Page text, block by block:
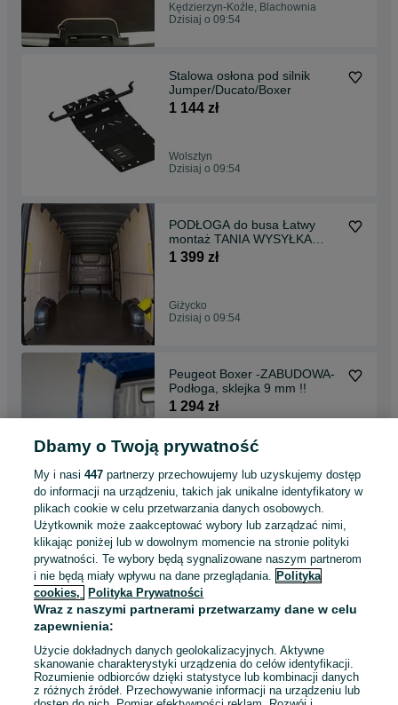
Kędzierzyn-Koźle, Blachownia
Dzisiaj o 09:54
Stalowa osłona pod silnik
Jumper/Ducato/Boxer
1 144 zł
Wolsztyn
Dzisiaj o 09:54
PODŁOGA do busa Łatwy
montaż TANIA WYSYŁKA
Zabudowa Bus SPRINTER L1
1 399 zł
Giżycko
Dzisiaj o 09:54
Peugeot Boxer -ZABUDOWA-
Podłoga, sklejka 9 mm !!
1 294 zł
Szczecin, Centrum
Dzisiaj o 09:54
PODŁOGA do busa TANIA
WYSYŁKA - SPRINTER
wszystkie modele !!
970 zł
Zielona Góra
Dzisiaj o 09:54
1 ... 6 ... 44
Dbamy o Twoją prywatność
My i nasi447 partnerzy przechowujemy lub uzyskujemy dostęp
do informacji na urządzeniu, takich jak unikalne identyfikatory w
plikach cookie w celu przetwarzania danych osobowych.
Użytkownik może zaakceptować wybory lub zarządzać nimi,
klikając poniżej lub w dowolnym momencie na stronie polityki
prywatności. Te wybory będą sygnalizowane naszym partnerom
i nie będą miały wpływu na dane przeglądania. Polityka
cookies,
Polityka Prywatności
Wraz z naszymi partnerami przetwarzamy dane w celu
zapewnienia:
Użycie dokładnych danych geolokalizacyjnych. Aktywne
skanowanie charakterystyki urządzenia do celów identyfikacji.
Rozumienie odbiorców dzięki statystyce lub kombinacji danych
z różnych źródeł. Przechowywanie informacji na urządzeniu lub